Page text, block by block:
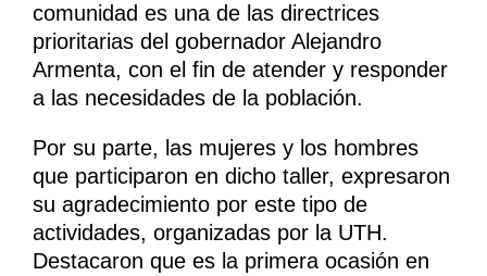
comunidad es una de las directrices
prioritarias del gobernador Alejandro
Armenta, con el fin de atender y responder
a las necesidades de la población.
Por su parte, las mujeres y los hombres
que participaron en dicho taller, expresaron
su agradecimiento por este tipo de
actividades, organizadas por la UTH.
Destacaron que es la primera ocasión en